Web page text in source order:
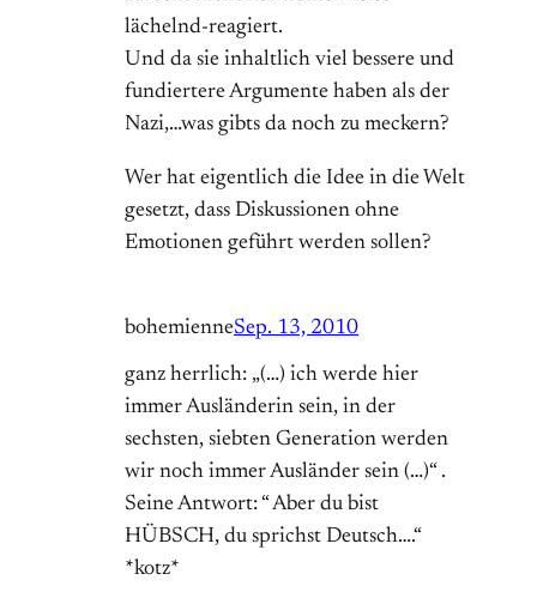
lächelnd-reagiert.
Und da sie inhaltlich viel bessere und
fundiertere Argumente haben als der
Nazi,…was gibts da noch zu meckern?
Wer hat eigentlich die Idee in die Welt
gesetzt, dass Diskussionen ohne
Emotionen geführt werden sollen?
bohemienneSep. 13, 2010
ganz herrlich: „(…) ich werde hier
immer Ausländerin sein, in der
sechsten, siebten Generation werden
wir noch immer Ausländer sein (…)“ .
Seine Antwort: “ Aber du bist
HÜBSCH, du sprichst Deutsch….“
*kotz*